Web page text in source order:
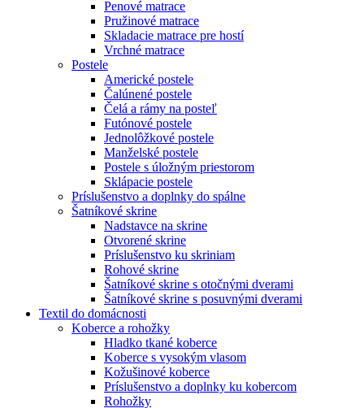
Penové matrace
Pružinové matrace
Skladacie matrace pre hostí
Vrchné matrace
Postele
Americké postele
Čalúnené postele
Čelá a rámy na posteľ
Futónové postele
Jednolôžkové postele
Manželské postele
Postele s úložným priestorom
Sklápacie postele
Príslušenstvo a doplnky do spálne
Šatníkové skrine
Nadstavce na skrine
Otvorené skrine
Príslušenstvo ku skriniam
Rohové skrine
Šatníkové skrine s otočnými dverami
Šatníkové skrine s posuvnými dverami
Textil do domácnosti
Koberce a rohožky
Hladko tkané koberce
Koberce s vysokým vlasom
Kožušinové koberce
Príslušenstvo a doplnky ku kobercom
Rohožky